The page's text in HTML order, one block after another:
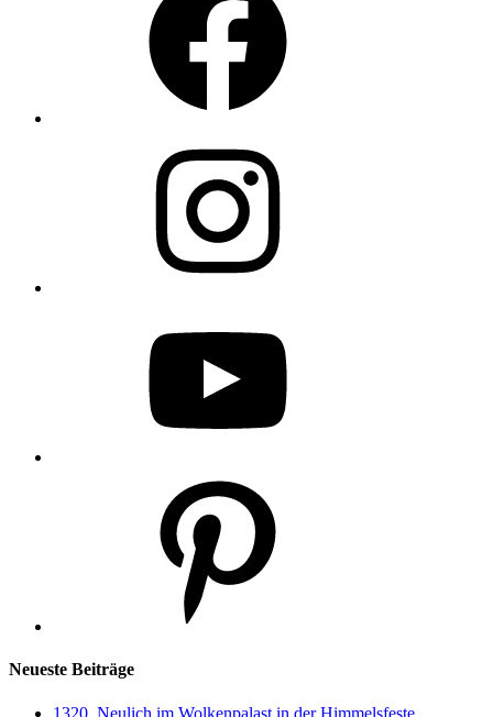
Neueste Beiträge
1320. Neulich im Wolkenpalast in der Himmelsfeste